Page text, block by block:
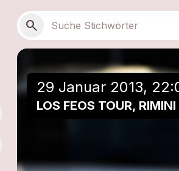
Suchen
search
29 Januar 2013,
LOS FEOS TOUR,
Einer Playlist